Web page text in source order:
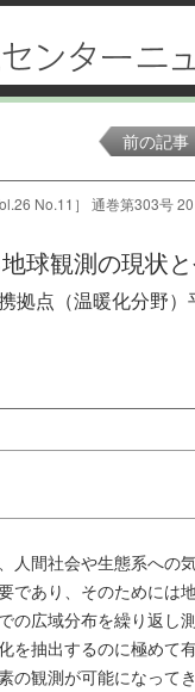
前の記事
No.11］ 通巻第303号
球観測の現状
拠点（温暖化分野
人間社会や生態系への
であり、そのためには
の広域分布を繰り返し
を抽出するのに極めて
の観測が可能になって